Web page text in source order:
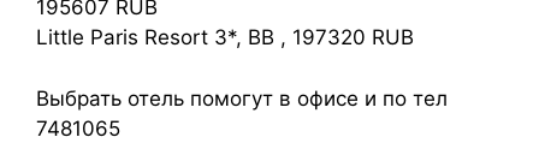
195607 RUB
Little Paris Resort 3*, BB , 197320 RUB
Выбрать отель помогут в офисе и по тел
7481065